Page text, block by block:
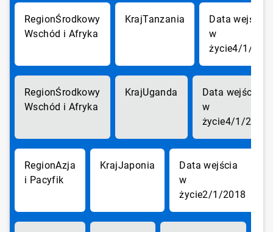
Środkowy
Wschód i Afryka
Tanzania
4/1/
Środkowy
Wschód i Afryka
Uganda
4/1/2018
Azja
i Pacyfik
Japonia
2/1/2018